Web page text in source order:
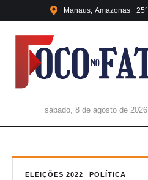
Manaus Amazonas 25
sábado, 8 de agosto de 2026
ELEIÇÕES 2022 POLÍTICA